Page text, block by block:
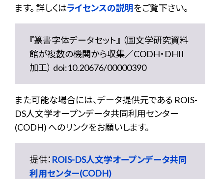
ます。 詳しくはライセンスの説明をご覧下さい。
『篆書字体データセット』 （国文学研究資料
館が複数の機関から収集／CODH・DHII
加工） doi:10.20676/00000390
また可能な場合には、データ提供元である ROIS-
DS人文学オープンデータ共同利用センター
(CODH) へのリンクをお願いします。
提供： ROIS-DS人文学オープンデータ共同
利用センター(CODH)